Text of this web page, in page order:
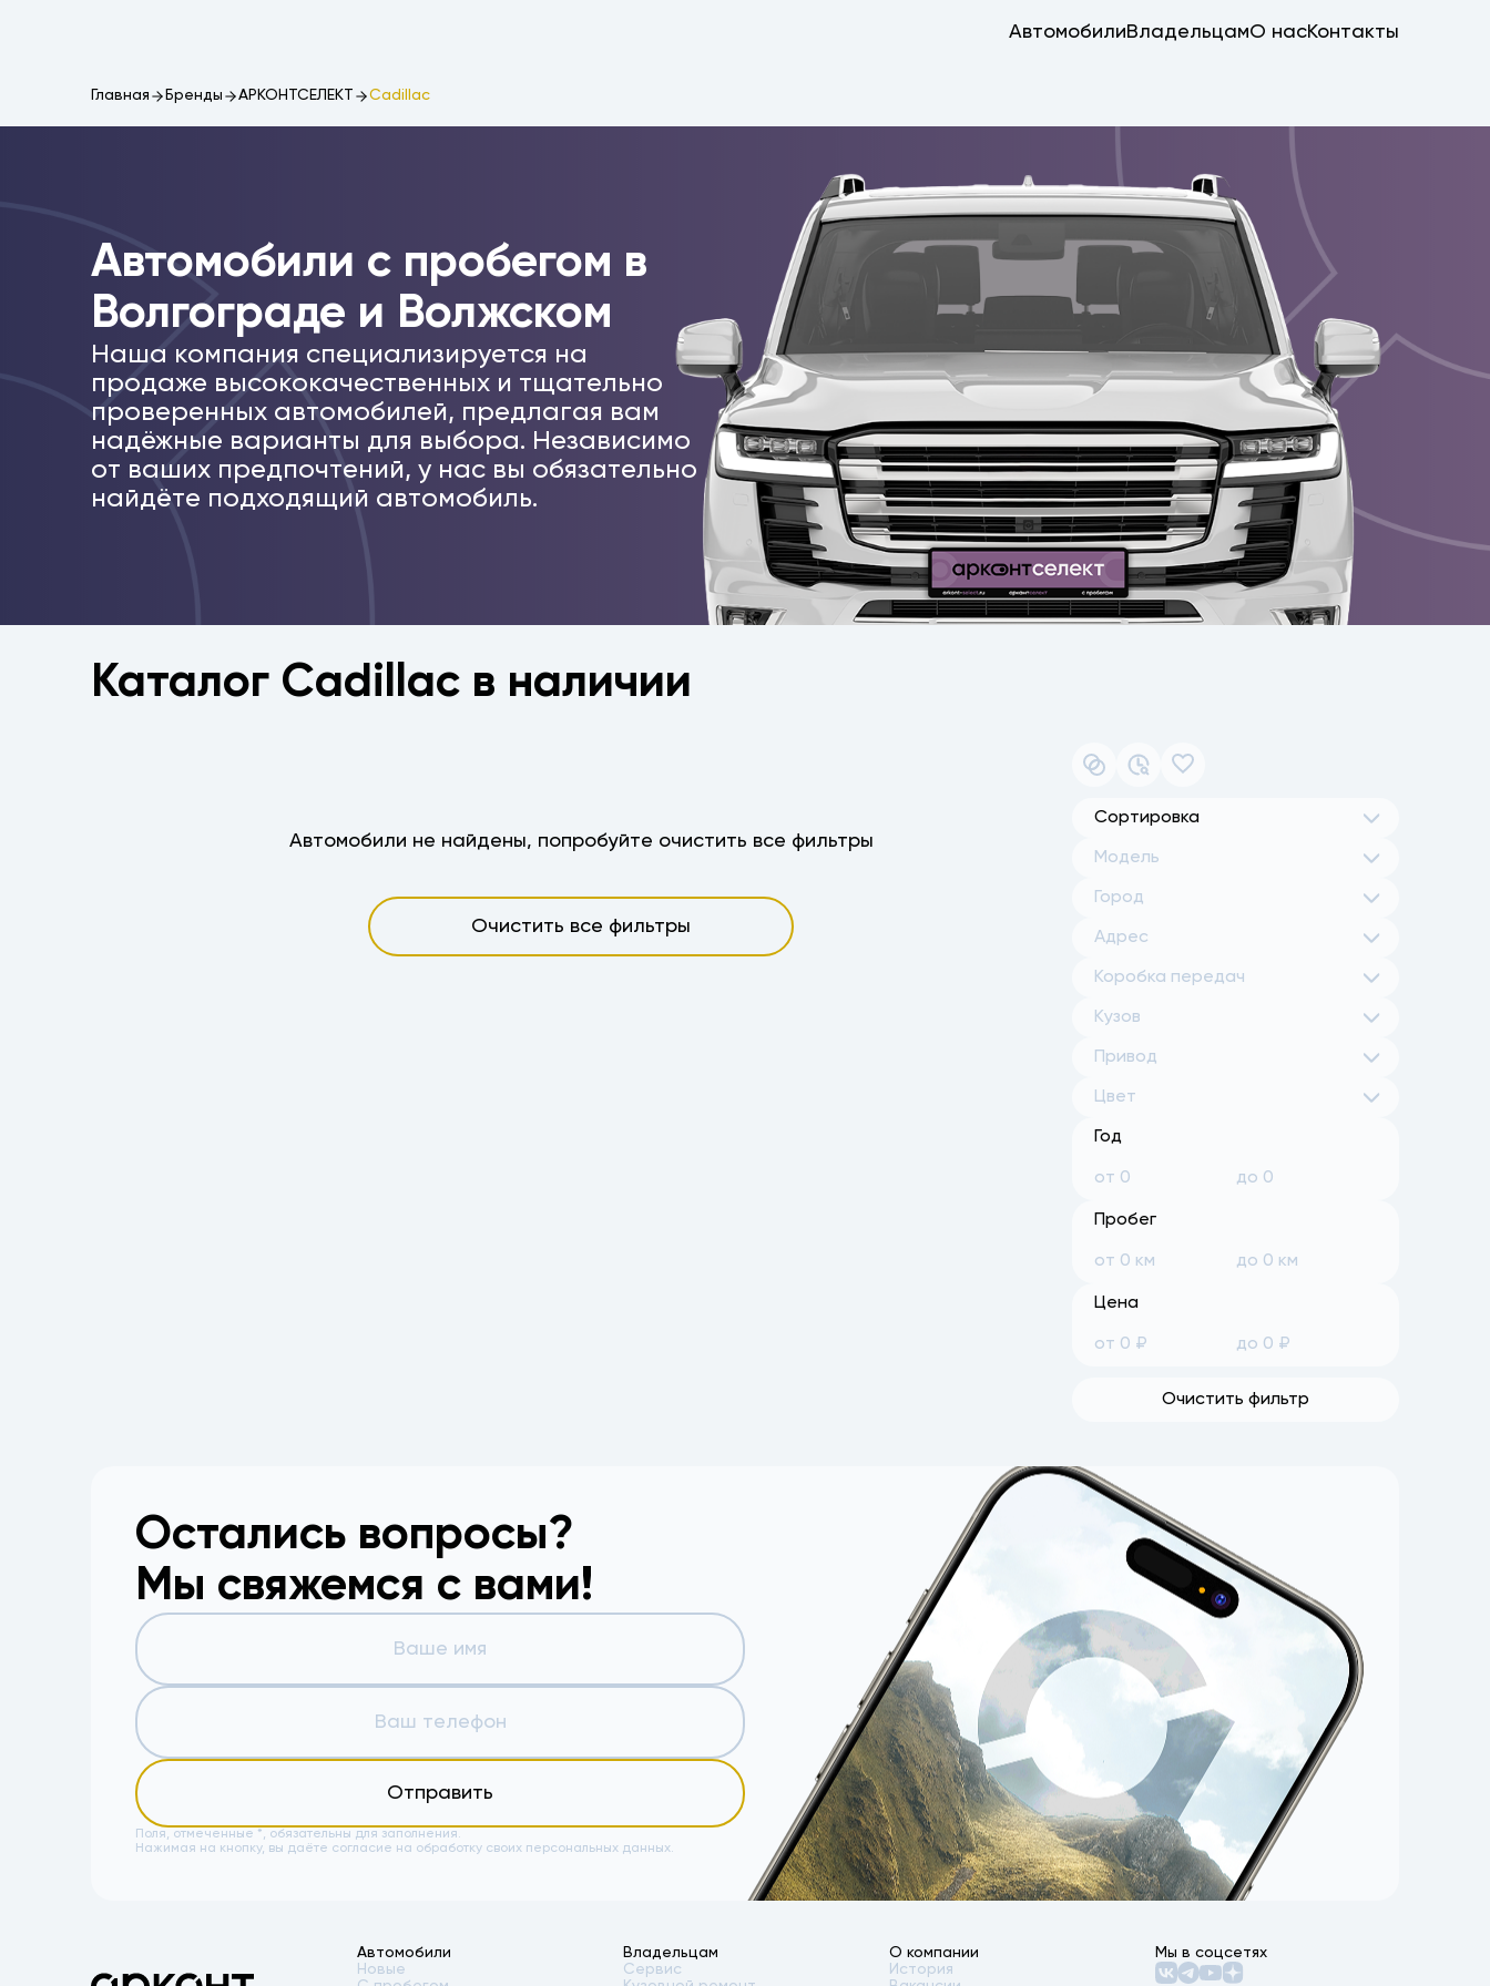
АвтомобилиВладельцамО насКонтакты
Главная Бренды АРКОНТСЕЛЕКТ Cadillac
Автомобили c пробегом в
Волгограде и Волжском
Наша компания специализируется на
продаже высококачественных и тщательно
проверенных автомобилей, предлагая вам
надёжные варианты для выбора. Независимо
от ваших предпочтений, у нас вы обязательно
найдёте подходящий автомобиль.
Каталог Cadillac в наличии
Автомобили не найдены, попробуйте очистить все фильтры
Очистить все фильтры
Сортировка
Модель
Город
Адрес
Коробка передач
Кузов
Привод
Цвет
Год
Пробег
Цена
Очистить фильтр
Остались вопросы?
Мы свяжемся с вами!
Отправить
Поля, отмеченные *, обязательны для заполнения.
Нажимая на кнопку, вы даёте согласие на обработку своих персональных данных.
Автомобили
Новые
Владельцам
Сервис
О компании
История
Мы в соцсетях